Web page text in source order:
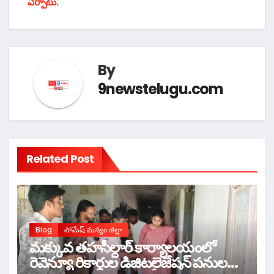
By
9newstelugu.com
Related Post
Blog సోమేష్ మన్యం జిల్లా
మక్కువ తహసీల్దార్ కార్యాలయంలో
రెవెన్యూ రికార్డుల డిజిటలైజేషన్ పనులను